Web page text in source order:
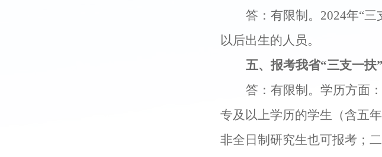
答：有限制。 2024年“三
以后出生的人员。
五、报考我省“三支一扶”
答：有限制。学历方面
专及以上学历的学生（含五
非全日制研究生也可报考 ；